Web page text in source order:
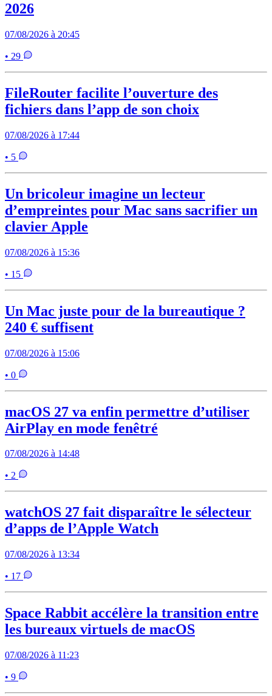
2026
07/08/2026 à 20:45
• 29
FileRouter facilite l’ouverture des
fichiers dans l’app de son choix
07/08/2026 à 17:44
• 5
Un bricoleur imagine un lecteur
d’empreintes pour Mac sans sacrifier un
clavier Apple
07/08/2026 à 15:36
• 15
Un Mac juste pour de la bureautique ?
240 € suffisent
07/08/2026 à 15:06
• 0
macOS 27 va enfin permettre d’utiliser
AirPlay en mode fenêtré
07/08/2026 à 14:48
• 2
watchOS 27 fait disparaître le sélecteur
d’apps de l’Apple Watch
07/08/2026 à 13:34
• 17
Space Rabbit accélère la transition entre
les bureaux virtuels de macOS
07/08/2026 à 11:23
• 9